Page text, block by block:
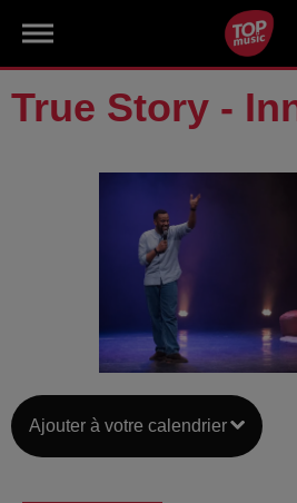
True Story -
Ajouter à votre calendrier